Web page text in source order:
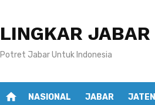
LINGKAR JABAR
Potret Jabar Untuk Indonesia
home NASIONAL JABAR